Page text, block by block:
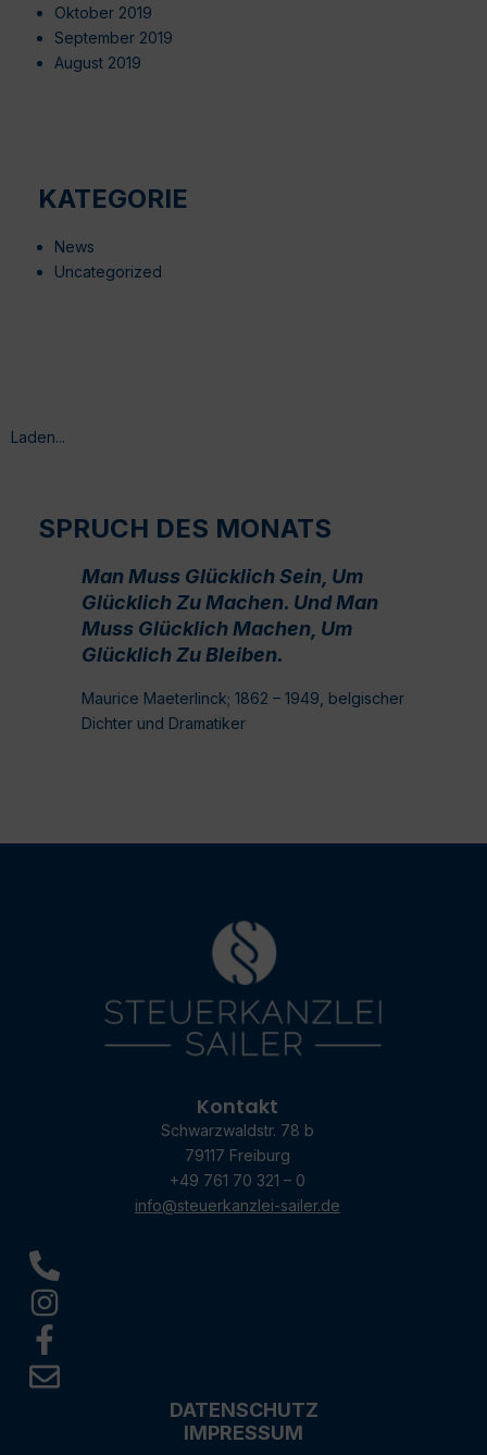
Oktober 2019
September 2019
August 2019
KATEGORIE
News
Uncategorized
Laden...
SPRUCH DES MONATS
Man Muss Glücklich Sein, Um
Glücklich Zu Machen. Und Man
Muss Glücklich Machen, Um
Glücklich Zu Bleiben.
Maurice Maeterlinck; 1862 – 1949, belgischer
Dichter und Dramatiker
Kontakt
Schwarzwaldstr. 78 b
79117 Freiburg
+49 761 70 321 – 0
info@steuerkanzlei-sailer.de
DATENSCHUTZ
IMPRESSUM